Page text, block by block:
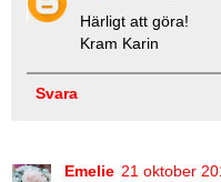
Härligt att göra!
Kram Karin
Svara
Emelie 21 oktober